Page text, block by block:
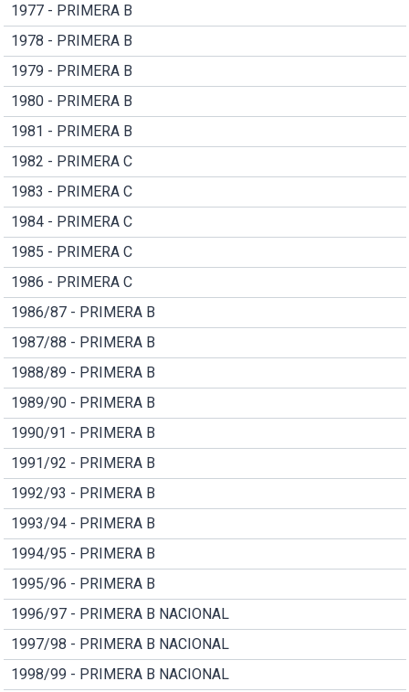
1977 - PRIMERA B
1978 - PRIMERA B
1979 - PRIMERA B
1980 - PRIMERA B
1981 - PRIMERA B
1982 - PRIMERA C
1983 - PRIMERA C
1984 - PRIMERA C
1985 - PRIMERA C
1986 - PRIMERA C
1986/87 - PRIMERA B
1987/88 - PRIMERA B
1988/89 - PRIMERA B
1989/90 - PRIMERA B
1990/91 - PRIMERA B
1991/92 - PRIMERA B
1992/93 - PRIMERA B
1993/94 - PRIMERA B
1994/95 - PRIMERA B
1995/96 - PRIMERA B
1996/97 - PRIMERA B NACIONAL
1997/98 - PRIMERA B NACIONAL
1998/99 - PRIMERA B NACIONAL